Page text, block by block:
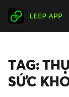
TAG:
SỨC